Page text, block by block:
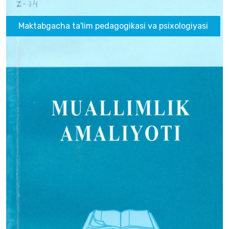
Maktabgacha ta'lim pedagogikasi va psixologiyasi